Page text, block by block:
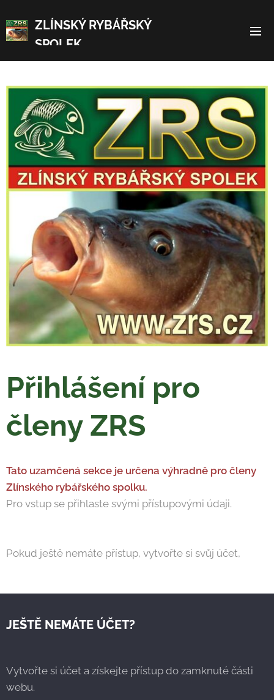
ZLÍNSKÝ RYBÁŘSKÝ
SPOLEK
Přihlášení pro
členy ZRS
Tato uzamčená sekce je určena výhradně pro členy
Zlínského rybářského spolku.
Pro vstup se přihlaste svými přístupovými údaji.
Pokud ještě nemáte přístup, vytvořte si svůj účet,
JEŠTĚ NEMÁTE ÚČET?
Vytvořte si účet a získejte přístup do zamknuté části
webu.